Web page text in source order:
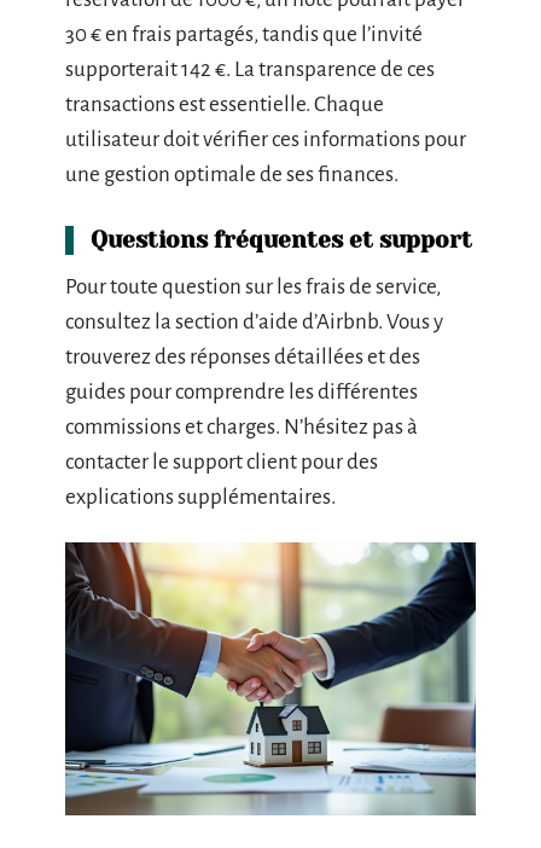
30 € en frais partagés, tandis que l’invité
supporterait 142 €. La transparence de ces
transactions est essentielle. Chaque
utilisateur doit vérifier ces informations pour
une gestion optimale de ses finances.
Questions fréquentes et support
Pour toute question sur les frais de service,
consultez la section d’aide d’Airbnb. Vous y
trouverez des réponses détaillées et des
guides pour comprendre les différentes
commissions et charges. N’hésitez pas à
contacter le support client pour des
explications supplémentaires.